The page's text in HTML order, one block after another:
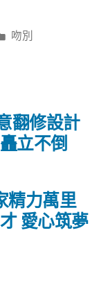
分
吻別
精力萬里
愛心筑夢
翻修設計
立不倒